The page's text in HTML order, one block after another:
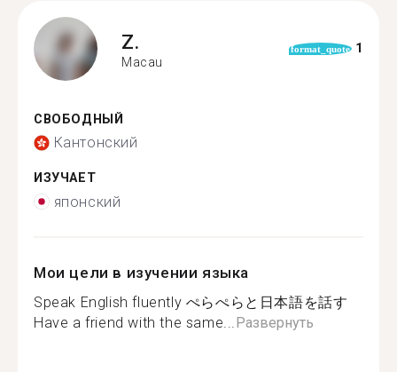
Z.
Macau
format_quote 1
СВОБОДНЫЙ
Кантонский
ИЗУЧАЕТ
японский
Мои цели в изучении языка
Speak English fluently ぺらぺらと日本語を話す
Have a friend with the same... Развернуть